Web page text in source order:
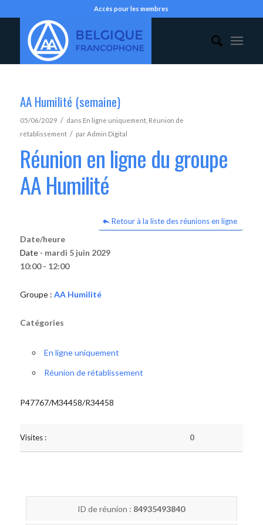
Accès pour les membres
AA Humilité (semaine)
05/06/2029 / dans En ligne uniquement, Réunion de
rétablissement / parAdmin Digital
Réunion en ligne du groupe
AA Humilité
Retour à la liste des réunions en ligne
Date/heure
Date - mardi 5 juin 2029
10:00 - 12:00
Groupe : AA Humilité
Catégories
En ligne uniquement
Réunion de rétablissement
P47767/M34458/R34458
Visites : 0
ID de réunion : 84935493840